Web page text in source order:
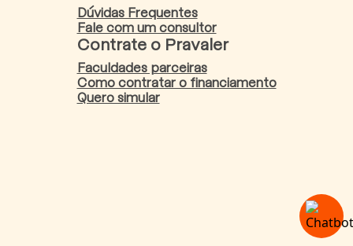
Dúvidas Frequentes
Fale com um consultor
Contrate o Pravaler
Faculdades parceiras
Como contratar o financiamento
Quero simular